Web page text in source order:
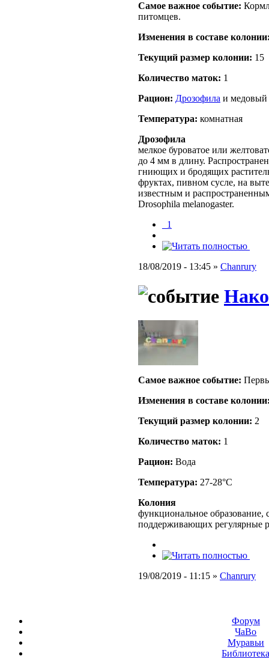
Самое важное событие:
питомцев.
Изменения в составе
Текущий размер кoлонии: 15
Количество маток: 1
Рацион: Дрозофила и медовый
Температура: комнатная
Дрозофила
мелкое буроватое или
до 4 мм в длину.
гниющих и бродящих
фруктах, пивном сусле, на
известным и
Drosophila melanogaster.
_1
18/08/2019 - 13:45 » Chanrury
Самое важное событие:
Изменения в составе
Текущий размер кoлонии: 2
Количество маток: 1
Рацион: Вода
Температура: 27-28°C
Колония
функциональное образование,
поддерживающих регулярные
19/08/2019 - 11:15 » Chanrury
Форум
ЧаВо
Муравьи